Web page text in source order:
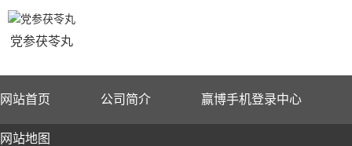
党参茯苓丸
网站首页 公司简介 赢博手机登录中心
网站地图